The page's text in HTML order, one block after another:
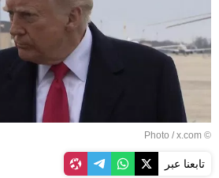
© Photo / x.com
تابعنا عبر